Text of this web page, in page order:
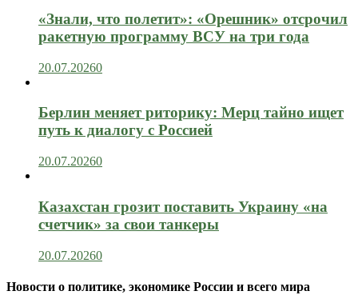
«Знали, что полетит»: «Орешник» отсрочил
ракетную программу ВСУ на три года
20.07.20260
Берлин меняет риторику: Мерц тайно ищет
путь к диалогу с Россией
20.07.20260
Казахстан грозит поставить Украину «на
счетчик» за свои танкеры
20.07.20260
Новости о политике, экономике России и всего мира